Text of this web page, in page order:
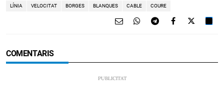
LÍNIA VELOCITAT BORGES BLANQUES CABLE COURE
COMENTARIS